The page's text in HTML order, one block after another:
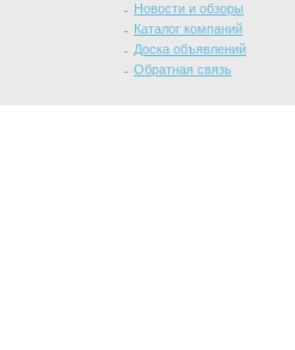
Новости и обзоры
Каталог компаний
Доска объявлений
Обратная связь